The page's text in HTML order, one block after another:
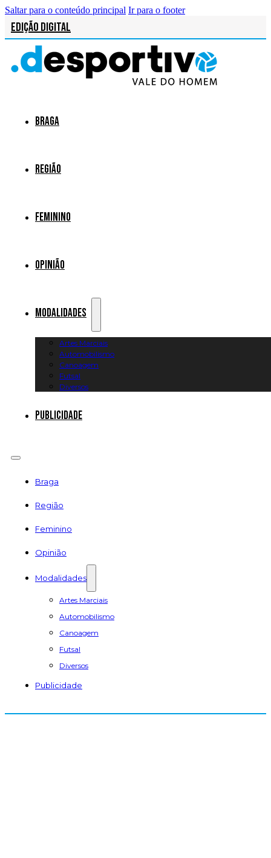
Saltar para o conteúdo principal Ir para o footer
Edição Digital
Braga
Região
Feminino
Opinião
Modalidades
Artes Marciais
Automobilismo
Canoagem
Futsal
Diversos
Publicidade
Braga
Região
Feminino
Opinião
Modalidades
Artes Marciais
Automobilismo
Canoagem
Futsal
Diversos
Publicidade